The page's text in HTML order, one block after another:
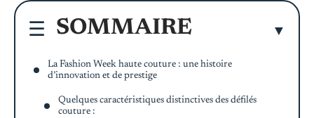
SOMMAIRE
La Fashion Week haute couture : une histoire
d’innovation et de prestige
Quelques caractéristiques distinctives des défilés
couture :